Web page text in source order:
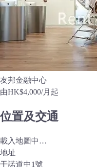
友邦金融中心
由HK$4,000/月起
位置及交通
載入地圖中…
地址
干諾道中1號